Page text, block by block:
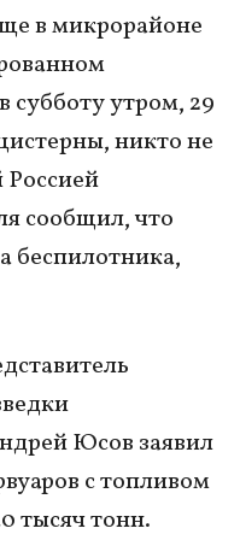
в микрорайоне
субботу утром, 29
никто не
сообщил, что
беспилотника,
Юсов заявил
с топливом
тысяч тонн.